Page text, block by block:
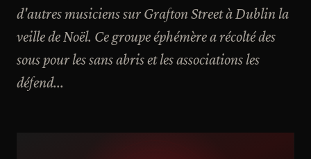
d'autres musiciens sur Grafton Street à Dublin la
veille de Noël. Ce groupe éphémère a récolté des
sous pour les sans abris et les associations les
défend...